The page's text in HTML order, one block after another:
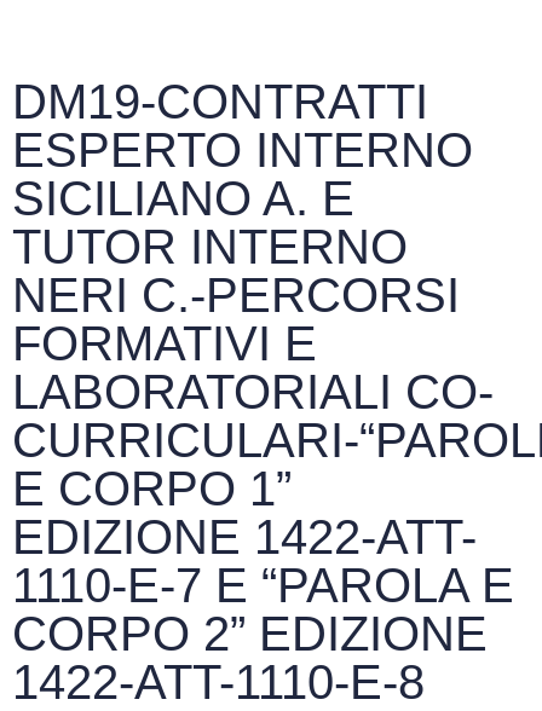
DM19-CONTRATTI
ESPERTO INTERNO
SICILIANO A. E
TUTOR INTERNO
NERI C.-PERCORSI
FORMATIVI E
LABORATORIALI CO-
CURRICULARI-
E CORPO 1”
EDIZIONE 1422-ATT-
1110-E-7 E “PAROLA E
CORPO 2” EDIZIONE
1422-ATT-1110-E-8